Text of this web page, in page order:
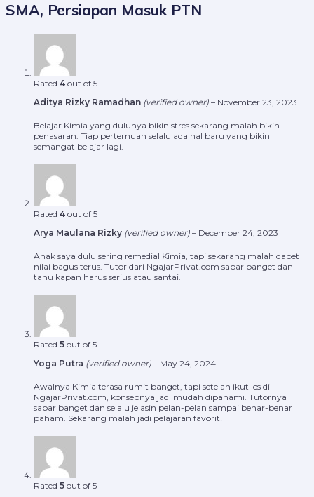
SMA, Persiapan Masuk PTN
Rated 4 out of 5
Aditya Rizky Ramadhan (verified owner) – November 23, 2023
Belajar Kimia yang dulunya bikin stres sekarang malah bikin
penasaran. Tiap pertemuan selalu ada hal baru yang bikin
semangat belajar lagi.
Rated 4 out of 5
Arya Maulana Rizky (verified owner) – December 24, 2023
Anak saya dulu sering remedial Kimia, tapi sekarang malah dapet
nilai bagus terus. Tutor dari NgajarPrivat.com sabar banget dan
tahu kapan harus serius atau santai.
Rated 5 out of 5
Yoga Putra (verified owner) – May 24, 2024
Awalnya Kimia terasa rumit banget, tapi setelah ikut les di
NgajarPrivat.com, konsepnya jadi mudah dipahami. Tutornya
sabar banget dan selalu jelasin pelan-pelan sampai benar-benar
paham. Sekarang malah jadi pelajaran favorit!
Rated 5 out of 5